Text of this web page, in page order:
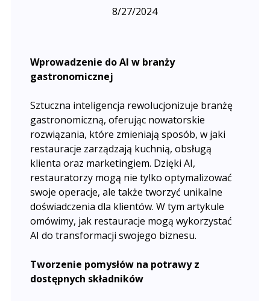
8/27/2024
Wprowadzenie do AI w branży
gastronomicznej
Sztuczna inteligencja rewolucjonizuje branżę
gastronomiczną, oferując nowatorskie
rozwiązania, które zmieniają sposób, w jaki
restauracje zarządzają kuchnią, obsługą
klienta oraz marketingiem. Dzięki AI,
restauratorzy mogą nie tylko optymalizować
swoje operacje, ale także tworzyć unikalne
doświadczenia dla klientów. W tym artykule
omówimy, jak restauracje mogą wykorzystać
AI do transformacji swojego biznesu.
Tworzenie pomysłów na potrawy z
dostępnych składników